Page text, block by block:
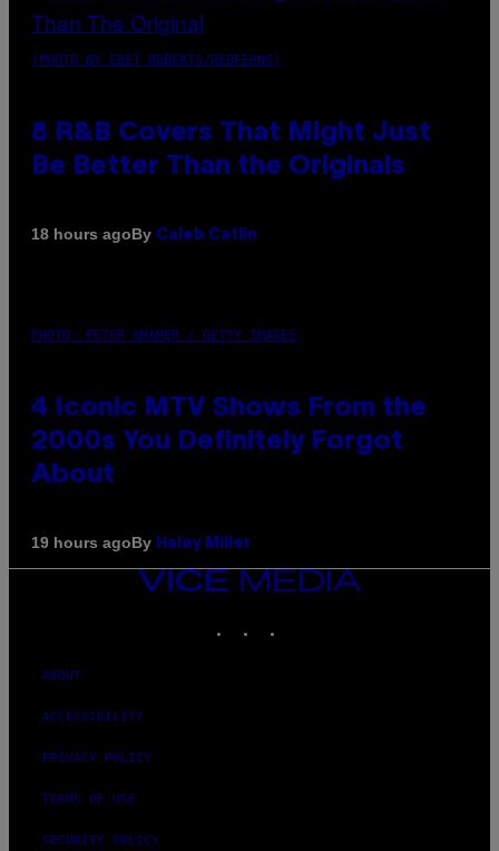
(PHOTO BY EBET ROBERTS/REDFERNS)
8 R&B Covers That Might Just
Be Better Than the Originals
18 hours agoBy Caleb Catlin
PHOTO: PETER KRAMER / GETTY IMAGES
4 Iconic MTV Shows From the
2000s You Definitely Forgot
About
19 hours agoBy Haley Miller
VICE
MEDIA
ABOUT
ACCESSIBILITY
PRIVACY POLICY
TERMS OF USE
SECURITY POLICY